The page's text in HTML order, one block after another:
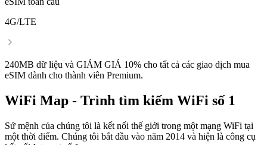
4G/LTE
240MB dữ liệu và GIẢM GIÁ 10% cho tất cả các giao dịch mua
eSIM dành cho thành viên Premium.
WiFi Map - Trình tìm kiếm WiFi số 1
Sứ mệnh của chúng tôi là kết nối thế giới trong một mạng WiFi tại
một thời điểm. Chúng tôi bắt đầu vào năm 2014 và hiện là công cụ